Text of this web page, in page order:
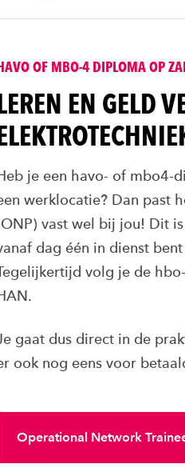
OF MBO-4 DIPLOMA OP
EN GELD
je een havo- of mbo4-
werklocatie? Dan past
vast wel bij jou! Dit
dag één in dienst
volg je de
gaat dus direct in de
ook nog eens voor
Operational Network